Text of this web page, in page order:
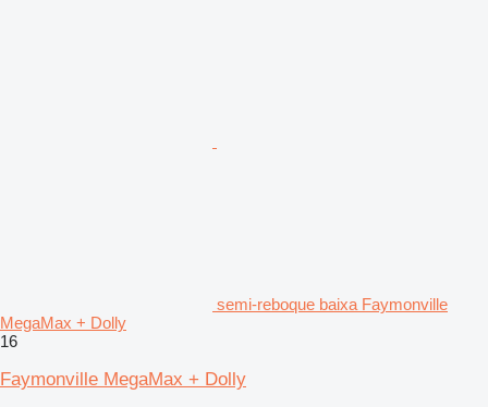
semi-reboque baixa Faymonville
MegaMax + Dolly
16
Faymonville MegaMax + Dolly